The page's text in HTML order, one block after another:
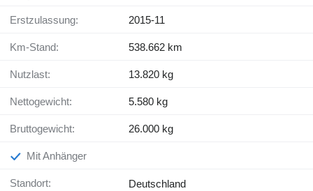
Erstzulassung: 2015-11
Km-Stand: 538.662 km
Nutzlast: 13.820 kg
Nettogewicht: 5.580 kg
Bruttogewicht: 26.000 kg
Mit Anhänger
Standort:
Deutschland